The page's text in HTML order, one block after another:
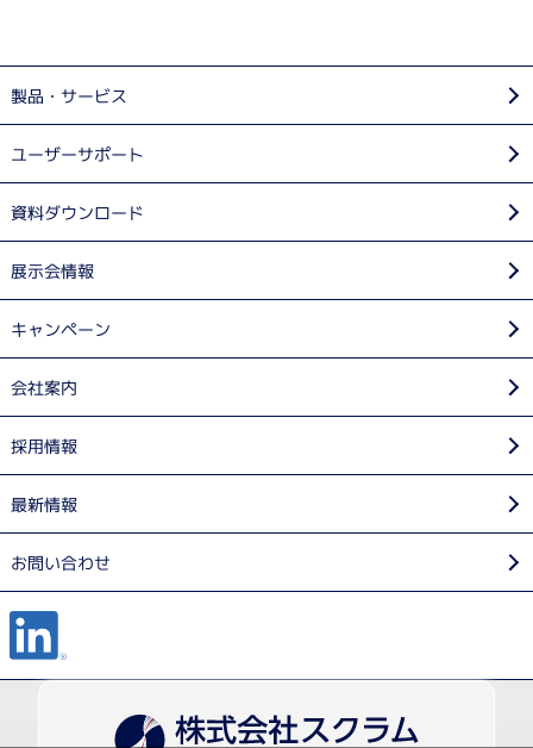
製品・サービス
ユーザーサポート
資料ダウンロード
展示会情報
キャンペーン
会社案内
採用情報
最新情報
お問い合わせ